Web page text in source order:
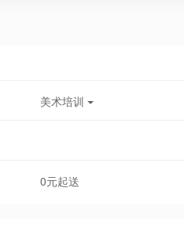
美术培训
0元起送